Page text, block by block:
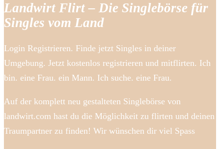
Landwirt Flirt – Die Singlebörse für
Singles vom Land
Login Registrieren. Finde jetzt Singles in deiner
Umgebung. Jetzt kostenlos registrieren und mitflirten. Ich
bin. eine Frau. ein Mann. Ich suche. eine Frau.
Auf der komplett neu gestalteten Singlebörse von
landwirt.com hast du die Möglichkeit zu flirten und deinen
Traumpartner zu finden! Wir wünschen dir viel Spass